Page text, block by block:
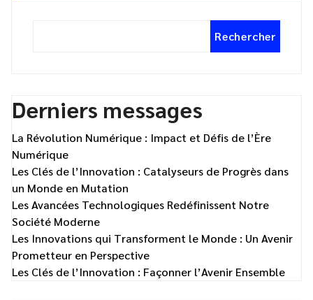
Rechercher
Derniers messages
La Révolution Numérique : Impact et Défis de l’Ère
Numérique
Les Clés de l’Innovation : Catalyseurs de Progrès dans
un Monde en Mutation
Les Avancées Technologiques Redéfinissent Notre
Société Moderne
Les Innovations qui Transforment le Monde : Un Avenir
Prometteur en Perspective
Les Clés de l’Innovation : Façonner l’Avenir Ensemble